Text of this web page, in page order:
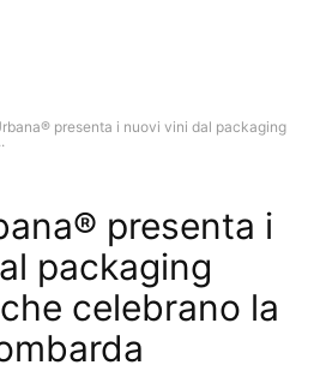
presenta i nuovi vini dal packaging
presenta i
packaging
celebrano la